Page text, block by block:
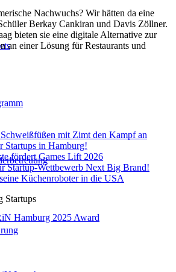
Hamburg 2025 Award
Nachwuchs? Wir hätten da eine
Berkay Cankiran und Davis Zöllner.
bieten sie eine digitale Alternative zur
an einer Lösung für Restaurants und
Schweißfüßen mit Zimt den Kampf an
Startups in Hamburg!
fördert Games Lift 2026
Startup-Wettbewerb Next Big Brand!
Küchenroboter in die USA
Startups